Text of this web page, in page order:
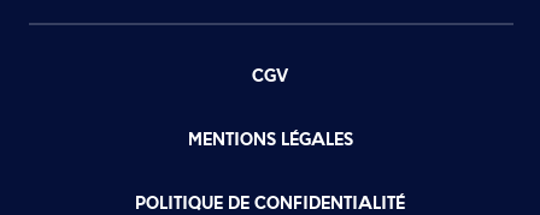
CGV
MENTIONS LÉGALES
POLITIQUE DE CONFIDENTIALITÉ